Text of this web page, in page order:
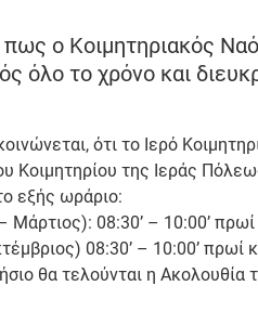
ο Κοιμητηριακός
όλο το χρόνο και
ότι το Ιερό
Κοιμητηρίου της Ιεράς
εξής ωράριο:
Μάρτιος): 08:30’ – 10:00’
08:30’ – 10:00’ πρωί
θα τελούνται η Ακολουθία